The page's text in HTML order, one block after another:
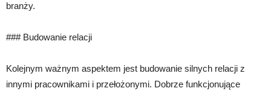
branży.
### Budowanie relacji
Kolejnym ważnym aspektem jest budowanie silnych relacji z
innymi pracownikami i przełożonymi. Dobrze funkcjonujące